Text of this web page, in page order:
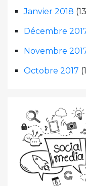
Janvier 2018
Décembre
Novembre
Octobre 2017